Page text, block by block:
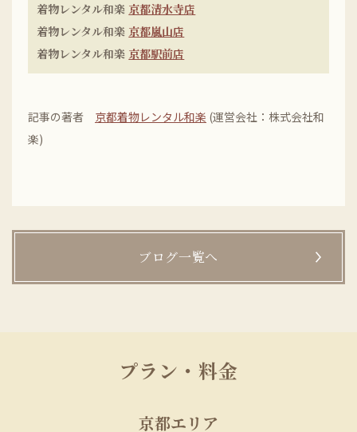
着物レンタル和楽 京都清水寺店
着物レンタル和楽 京都嵐山店
着物レンタル和楽 京都駅前店
記事の著者 京都着物レンタル和楽 (運営会社：株式会社和
楽)
ブログ一覧へ
プラン・料金
京都エリア